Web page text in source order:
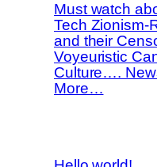
Must watch
Tech Zionism-
and their
Voyeuristic
Culture….
More…